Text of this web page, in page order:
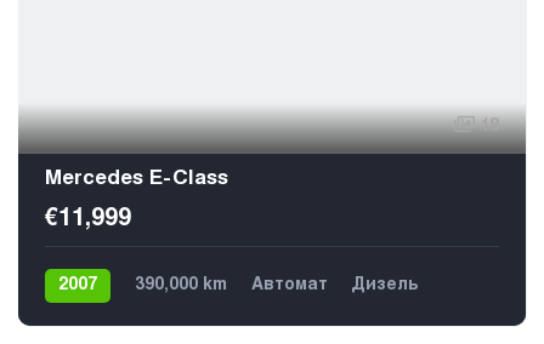
18
Mercedes E-Class
€11,999
2007 390,000 km Автомат
Дизель